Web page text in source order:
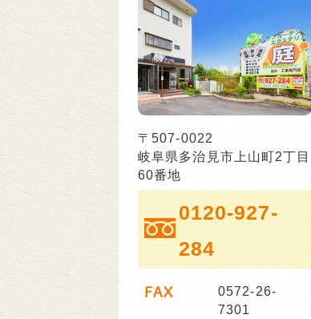
〒507-0022
岐阜県多治見市上山町2丁目
60番地
0120-927-
284
FAX
0572-26-
7301